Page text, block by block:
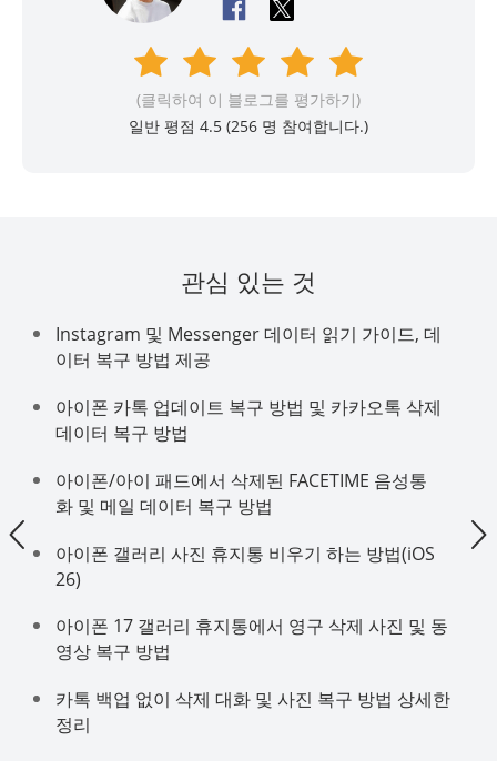
(클릭하여 이 블로그를 평가하기)
일반 평점 4.5 (256 명 참여합니다.)
관심 있는 것
Instagram 및 Messenger 데이터 읽기 가이드, 데
이터 복구 방법 제공
아이폰 카톡 업데이트 복구 방법 및 카카오톡 삭제
데이터 복구 방법
아이폰/아이 패드에서 삭제된 FACETIME 음성통
화 및 메일 데이터 복구 방법
아이폰 갤러리 사진 휴지통 비우기 하는 방법(iOS
26)
아이폰 17 갤러리 휴지통에서 영구 삭제 사진 및 동
영상 복구 방법
카톡 백업 없이 삭제 대화 및 사진 복구 방법 상세한
정리